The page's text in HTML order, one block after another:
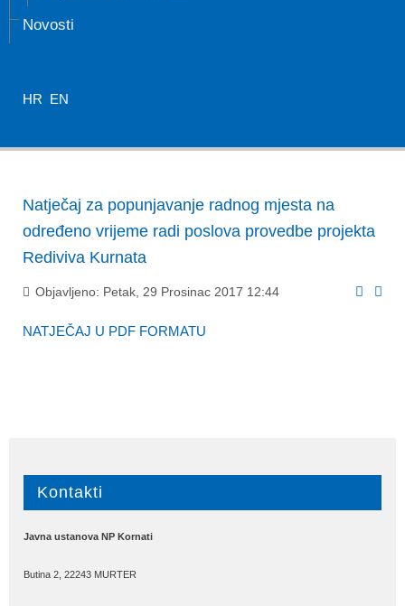
Novosti
HR EN
Natječaj za popunjavanje radnog mjesta na
određeno vrijeme radi poslova provedbe projekta
Rediviva Kurnata
Objavljeno: Petak, 29 Prosinac 2017 12:44
NATJEČAJ U PDF FORMATU
Kontakti
Javna ustanova NP Kornati
Butina 2, 22243 MURTER